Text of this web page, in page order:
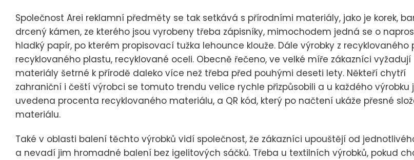
Společnost Arei reklamní předměty se tak setkává s přírodními materiály, jako je korek,
drcený kámen, ze kterého jsou vyrobeny třeba zápisníky, mimochodem jedná se o
hladký papír, po kterém propisovací tužka lehounce klouže. Dále výrobky z recyklovaného
recyklovaného plastu, recyklované oceli. Obecně řečeno, ve velké míře zákazníci vyžadují
materiály šetrné k přírodě daleko více než třeba před pouhými deseti lety. Někteří chytří
zahraniční i čeští výrobci se tomuto trendu velice rychle přizpůsobili a u každého výrobku
uvedena procenta recyklovaného materiálu, a QR kód, který po načtení ukáže přesné
materiálu.
Také v oblasti balení těchto výrobků vidí společnost, že zákazníci upouštějí od
a nevadí jim hromadné balení bez igelitových sáčků. Třeba u textilních výrobků, pokud